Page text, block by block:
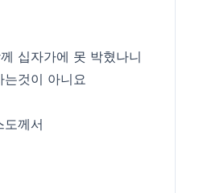
십자가에 못 박혔나니
것이 아니요
도께서